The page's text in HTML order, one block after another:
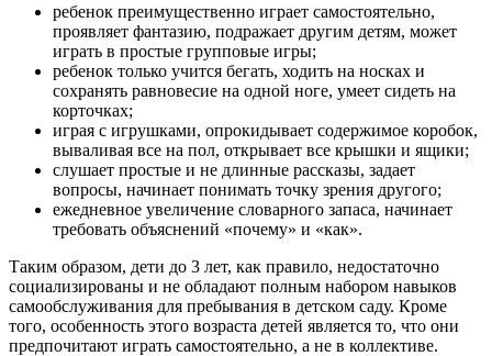
ребенок преимущественно играет самостоятельно,
проявляет фантазию, подражает другим детям, может
играть в простые групповые игры;
ребенок только учится бегать, ходить на носках и
сохранять равновесие на одной ноге, умеет сидеть на
корточках;
играя с игрушками, опрокидывает содержимое коробок,
вываливая все на пол, открывает все крышки и ящики;
слушает простые и не длинные рассказы, задает
вопросы, начинает понимать точку зрения другого;
ежедневное увеличение словарного запаса, начинает
требовать объяснений «почему» и «как».
Таким образом, дети до 3 лет, как правило, недостаточно
социализированы и не обладают полным набором навыков
самообслуживания для пребывания в детском саду. Кроме
того, особенность этого возраста детей является то, что они
предпочитают играть самостоятельно, а не в коллективе.